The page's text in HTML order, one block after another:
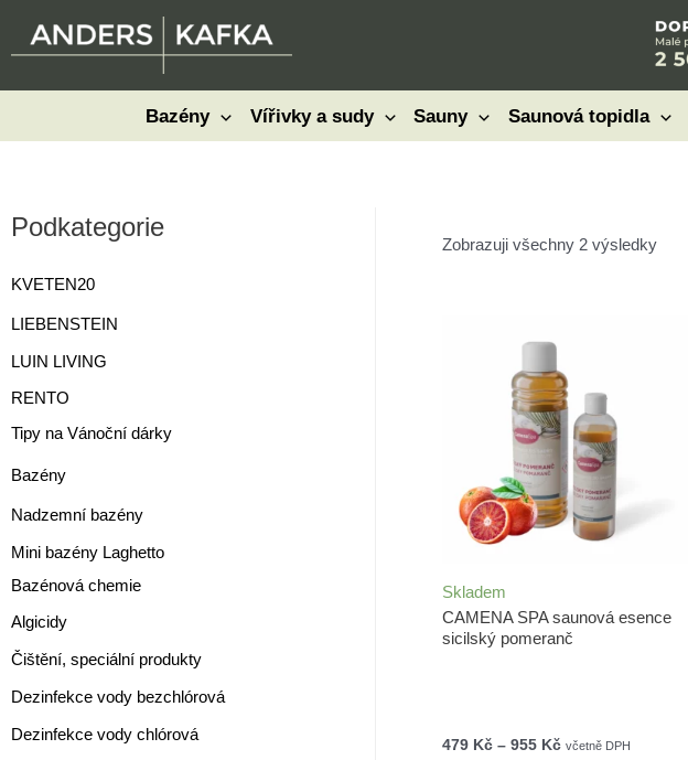
Bazény Vířivky a sudy Sauny Saunová topidla
Podkategorie
KVETEN20
LIEBENSTEIN
LUIN LIVING
RENTO
Tipy na Vánoční dárky
Bazény
Nadzemní bazény
Mini bazény Laghetto
Bazénová chemie
Algicidy
Čištění, speciální produkty
Dezinfekce vody bezchlórová
Dezinfekce vody chlórová
Zobrazuji všechny 2 výsledky
Skladem
CAMENA SPA saunová esence
sicilský pomeranč
479 Kč – 955 Kč včetně DPH